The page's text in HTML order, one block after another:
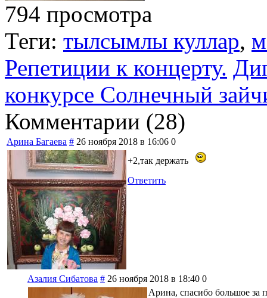
794 просмотра
Теги: тылсымлы куллар,
Репетиции к концерту.
конкурсе Солнечный
Комментарии (28)
Арина Багаева # 26 ноября 2018 в 16:06 0
+2,так держать
Ответить
Азалия Сибатова # 26 ноября 2018 в 18:40 0
Арина, спасибо большое за